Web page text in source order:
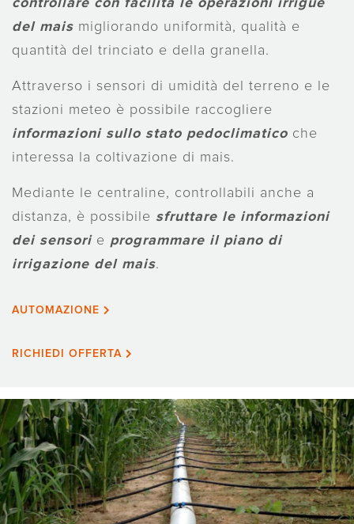
controllare con facilità le operazioni irrigue
del mais migliorando uniformità, qualità e
quantità del trinciato e della granella.
Attraverso i sensori di umidità del terreno e le
stazioni meteo è possibile raccogliere
informazioni sullo stato pedoclimatico che
interessa la coltivazione di mais.
Mediante le centraline, controllabili anche a
distanza, è possibile sfruttare le informazioni
dei sensori e programmare il piano di
irrigazione del mais.
AUTOMAZIONE
RICHIEDI OFFERTA